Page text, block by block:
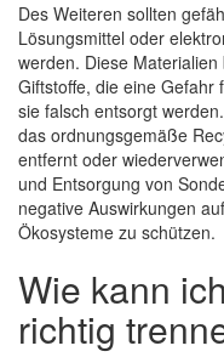
Des Weiteren sollten
Lösungsmittel oder
werden. Diese
Giftstoffe, die eine Gefahr
sie falsch entsorgt
das ordnungsgemäße
entfernt oder
und Entsorgung von
negative Auswirkungen
Ökosysteme zu schützen.
Wie kann
richtig